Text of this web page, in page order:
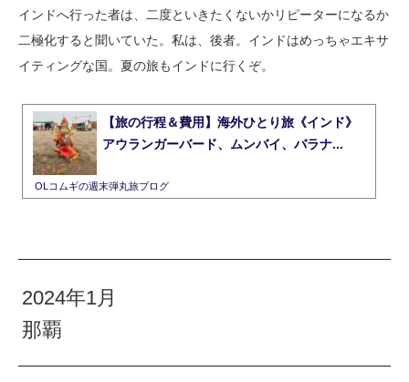
インドへ行った者は、二度といきたくないかリピーターになるか
二極化すると聞いていた。私は、後者。インドはめっちゃエキサ
イティングな国。夏の旅もインドに行くぞ。
【旅の行程＆費用】海外ひとり旅《インド》
アウランガーバード、ムンバイ、バラナ...
OLコムギの週末弾丸旅ブログ
2024年1月
那覇